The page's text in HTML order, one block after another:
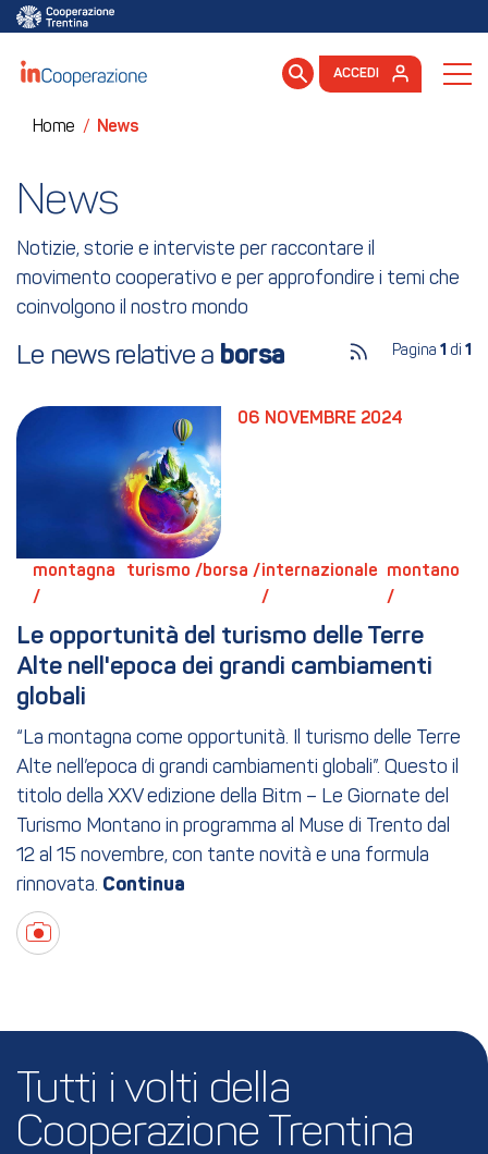
ACCEDI
Home / News
News
Notizie, storie e interviste per raccontare il
movimento cooperativo e per approfondire i temi che
coinvolgono il nostro mondo
Le news relative a borsa Pagina 1 di 1
06 NOVEMBRE 2024
montagna
/
turismo / borsa / internazionale
/
montano
/
Le opportunità del turismo delle Terre
Alte nell'epoca dei grandi cambiamenti
globali
“La montagna come opportunità. Il turismo delle Terre
Alte nell’epoca di grandi cambiamenti globali”. Questo il
titolo della XXV edizione della Bitm – Le Giornate del
Turismo Montano in programma al Muse di Trento dal
12 al 15 novembre, con tante novità e una formula
rinnovata.
Tutti i volti della
Cooperazione Trentina